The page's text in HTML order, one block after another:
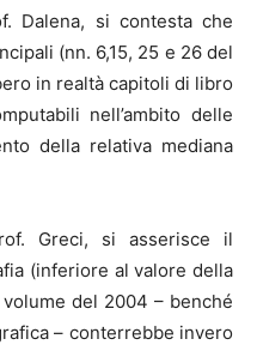
Dalena, si contesta che
(nn. 6,15, 25 e 26 del
in realtà capitoli di libro
nell’ambito delle
della relativa mediana
Greci, si asserisce il
(inferiore al valore della
del 2004 – benché
– conterrebbe invero